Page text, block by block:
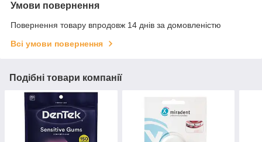
Умови повернення
Повернення товару впродовж 14 днів за домовленістю
Всі умови повернення
Подібні товари компанії